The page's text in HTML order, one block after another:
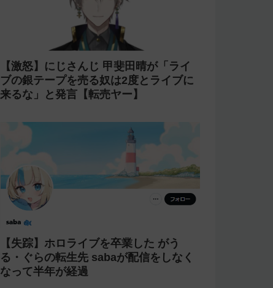
【激怒】にじさんじ 甲斐田晴が「ライ
ブの銀テープを売る奴は2度とライブに
来るな」と発言【転売ヤー】
【失踪】ホロライブを卒業した がう
る・ぐらの転生先 sabaが配信をしなく
なって半年が経過